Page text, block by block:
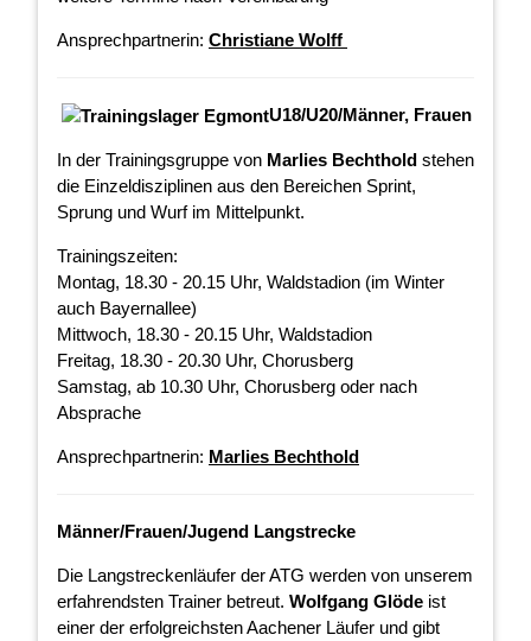
Ansprechpartnerin: Christiane Wolff
U18/U20/Männer, Frauen
In der Trainingsgruppe von Marlies Bechthold stehen
die Einzeldisziplinen aus den Bereichen Sprint,
Sprung und Wurf im Mittelpunkt.
Trainingszeiten:
Montag, 18.30 - 20.15 Uhr, Waldstadion (im Winter
auch Bayernallee)
Mittwoch, 18.30 - 20.15 Uhr, Waldstadion
Freitag, 18.30 - 20.30 Uhr, Chorusberg
Samstag, ab 10.30 Uhr, Chorusberg oder nach
Absprache
Ansprechpartnerin: Marlies Bechthold
Männer/Frauen/Jugend Langstrecke
Die Langstreckenläufer der ATG werden von unserem
erfahrendsten Trainer betreut. Wolfgang Glöde ist
einer der erfolgreichsten Aachener Läufer und gibt